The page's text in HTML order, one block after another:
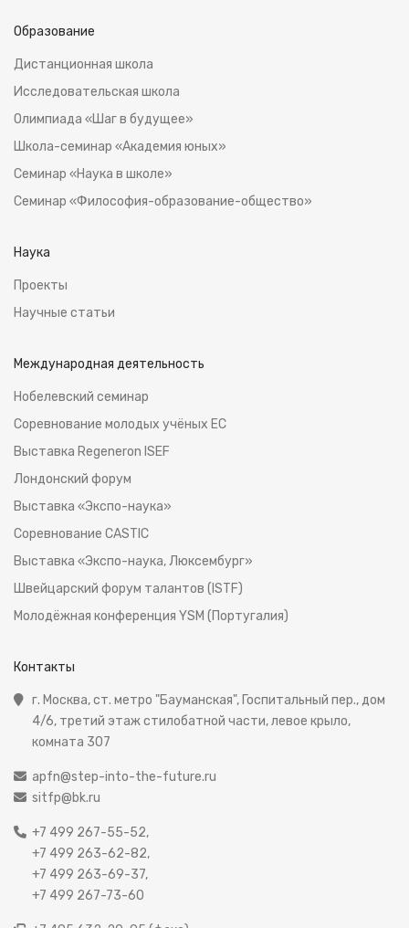
Образование
Дистанционная школа
Исследовательская школа
Олимпиада «Шаг в будущее»
Школа-семинар «Академия юных»
Семинар «Наука в школе»
Семинар «Философия-образование-общество»
Наука
Проекты
Научные статьи
Международная деятельность
Нобелевский семинар
Соревнование молодых учёных ЕС
Выставка Regeneron ISEF
Лондонский форум
Выставка «Экспо-наука»
Соревнование CASTIC
Выставка «Экспо-наука, Люксембург»
Швейцарский форум талантов (ISTF)
Молодёжная конференция YSM (Португалия)
Контакты
г. Москва, ст. метро "Бауманская", Госпитальный пер., дом
4/6, третий этаж стилобатной части, левое крыло,
комната 307
apfn@step-into-the-future.ru
sitfp@bk.ru
+7 499 267-55-52,
+7 499 263-62-82,
+7 499 263-69-37,
+7 499 267-73-60